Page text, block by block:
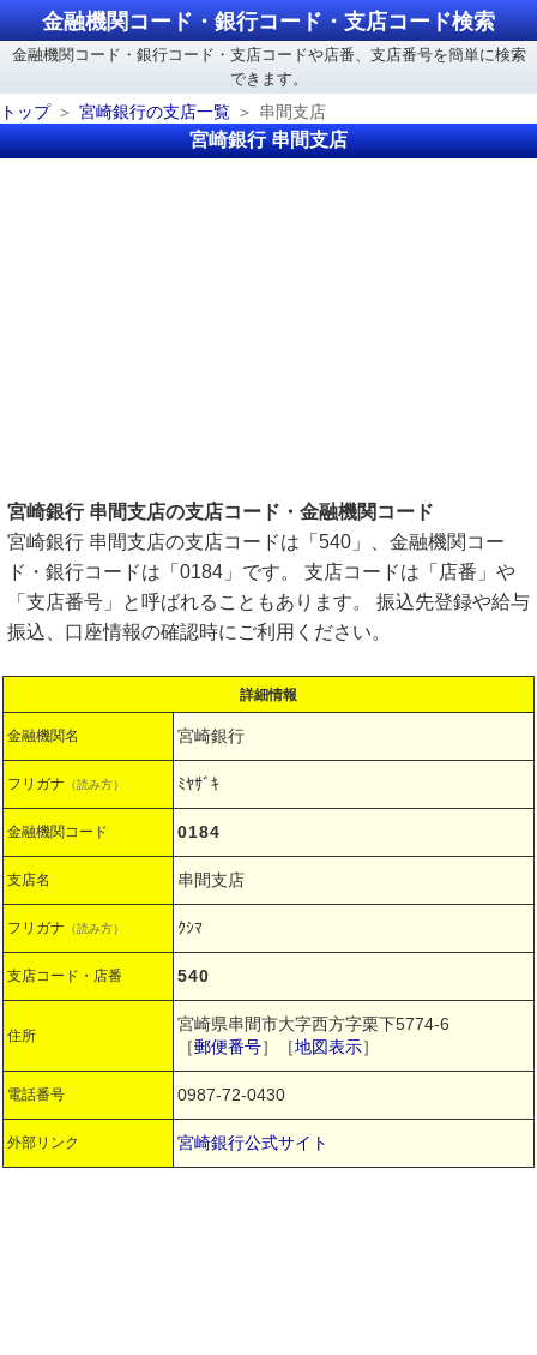
金融機関コード・銀行コード・支店コード検索
金融機関コード・銀行コード・支店コードや店番、支店番号を簡単に検索
できます。
トップ
宮崎銀行の支店一覧 串間支店
宮崎銀行 串間支店
宮崎銀行 串間支店の支店コード・金融機関コード
宮崎銀行 串間支店の支店コードは「540」、金融機関コー
ド・銀行コードは「0184」です。 支店コードは「店番」や
「支店番号」と呼ばれることもあります。 振込先登録や給与
振込、口座情報の確認時にご利用ください。
詳細情報
金融機関名 宮崎銀行
フリガナ （読み方） ﾐﾔｻﾞｷ
金融機関コード 0184
支店名 串間支店
フリガナ （読み方） ｸｼﾏ
支店コード・店番 540
住所
宮崎県串間市大字西方字栗下5774-6
［郵便番号］［地図表示］
電話番号 0987-72-0430
外部リンク 宮崎銀行公式サイト